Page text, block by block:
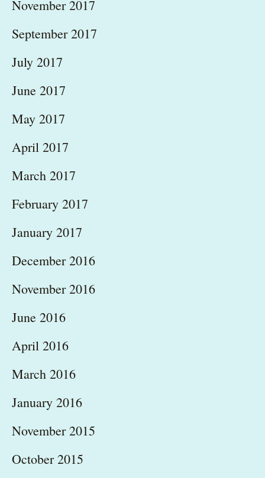
November 2017
September 2017
July 2017
June 2017
May 2017
April 2017
March 2017
February 2017
January 2017
December 2016
November 2016
June 2016
April 2016
March 2016
January 2016
November 2015
October 2015